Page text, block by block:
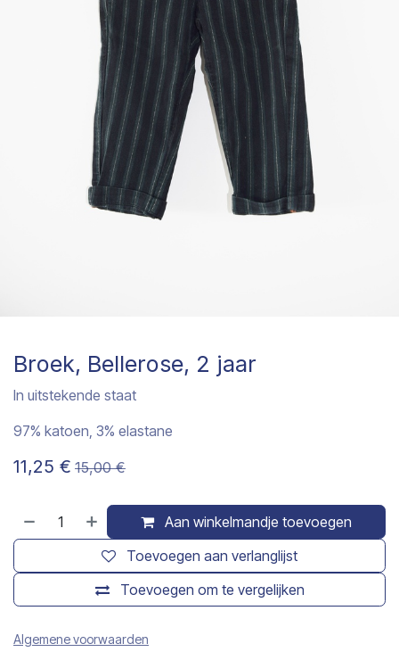
Broek, Bellerose, 2 jaar
In uitstekende staat
97% katoen, 3% elastane
11,25 € 15,00€
Aan winkelmandje toevoegen
Toevoegen om te vergelijken
Toevoegen aan verlanglijst
Algemene voorwaarden